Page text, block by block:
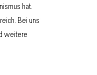
hat.
Bei uns
weitere